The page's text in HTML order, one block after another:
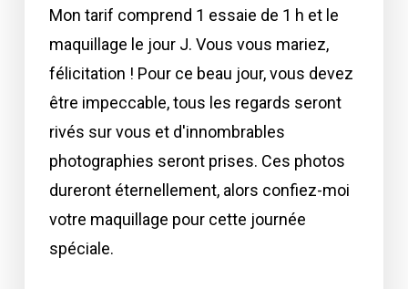
Mon tarif comprend 1 essaie de 1 h et le
maquillage le jour J. Vous vous mariez,
félicitation ! Pour ce beau jour, vous devez
être impeccable, tous les regards seront
rivés sur vous et d'innombrables
photographies seront prises. Ces photos
dureront éternellement, alors confiez-moi
votre maquillage pour cette journée
spéciale.